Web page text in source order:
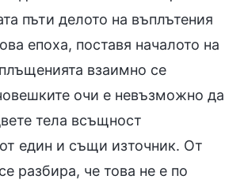
пъти делото на въплътения
епоха, поставя началото на
взаимно се
очи е невъзможно да
тела всъщност
един и същи източник. От
разбира, че това не е по